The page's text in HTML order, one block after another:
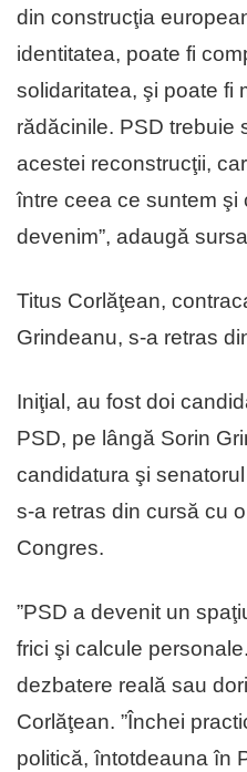
din construcţia
identitatea, poate fi
solidaritatea, şi poate fi
rădăcinile. PSD trebuie
acestei reconstrucţii,
între ceea ce suntem şi
devenim”, adaugă
Titus Corlăţean,
Grindeanu, s-a retras
Iniţial, au fost doi
PSD, pe lângă Sorin
candidatura şi
s-a retras din cursă cu
Congres.
”PSD a devenit un
frici şi calcule
dezbatere reală sau
Corlăţean. ”Închei
politică, întotdeauna în